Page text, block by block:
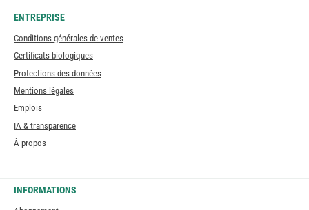
ENTREPRISE
Conditions générales de ventes
Certificats biologiques
Protections des données
Mentions légales
Emplois
IA & transparence
À propos
INFORMATIONS